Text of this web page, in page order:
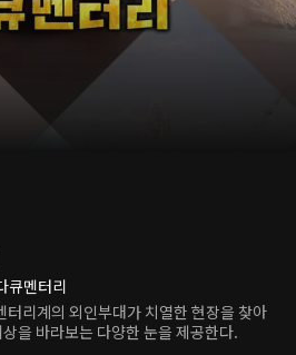
큐멘터리
터리계의 외인부대가 치열한 현장을 찾아
을 바라보는 다양한 눈을 제공한다.